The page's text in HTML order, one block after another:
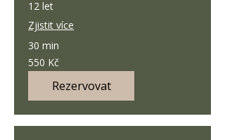
12 let
Zjistit více
30 min
550
českých
korun
550 Kč
Rezervovat